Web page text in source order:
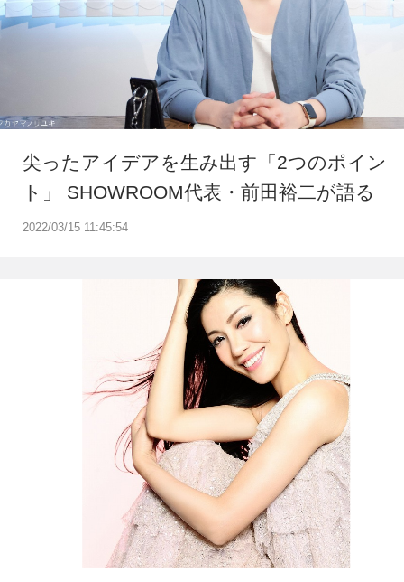
2022/03/15 11:45:54
尖ったアイデアを生み出す「2つのポイン
ト」 SHOWROOM代表・前田裕二が語る